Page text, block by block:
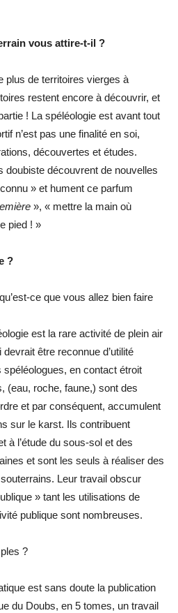
vous attire-t-il ?
plus de territoires vierges à
restent encore à découvrir, et
! La spéléologie est avant tout
n’est pas une finalité en soi,
découvertes et études.
doubiste découvrent de nouvelles
» et hument ce parfum
», « mettre la main où
pied ! »
?
ce que vous allez bien faire
est la rare activité de plein air
être reconnue d’utilité
en contact étroit
(eau, roche, faune,) sont des
et par conséquent, accumulent
sur le karst. Ils contribuent
à l’étude du sous-sol et des
et sont les seuls à réaliser des
Leur travail obscur
» tant les utilisations de
publique sont nombreuses.
?
est sans doute la publication
du Doubs, en 5 tomes, un travail